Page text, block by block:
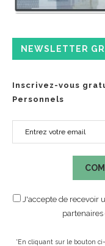
NEWSLETTER
Inscrivez-vous
Personnels
J'accepte de recevoir
*En cliquant sur le bouton